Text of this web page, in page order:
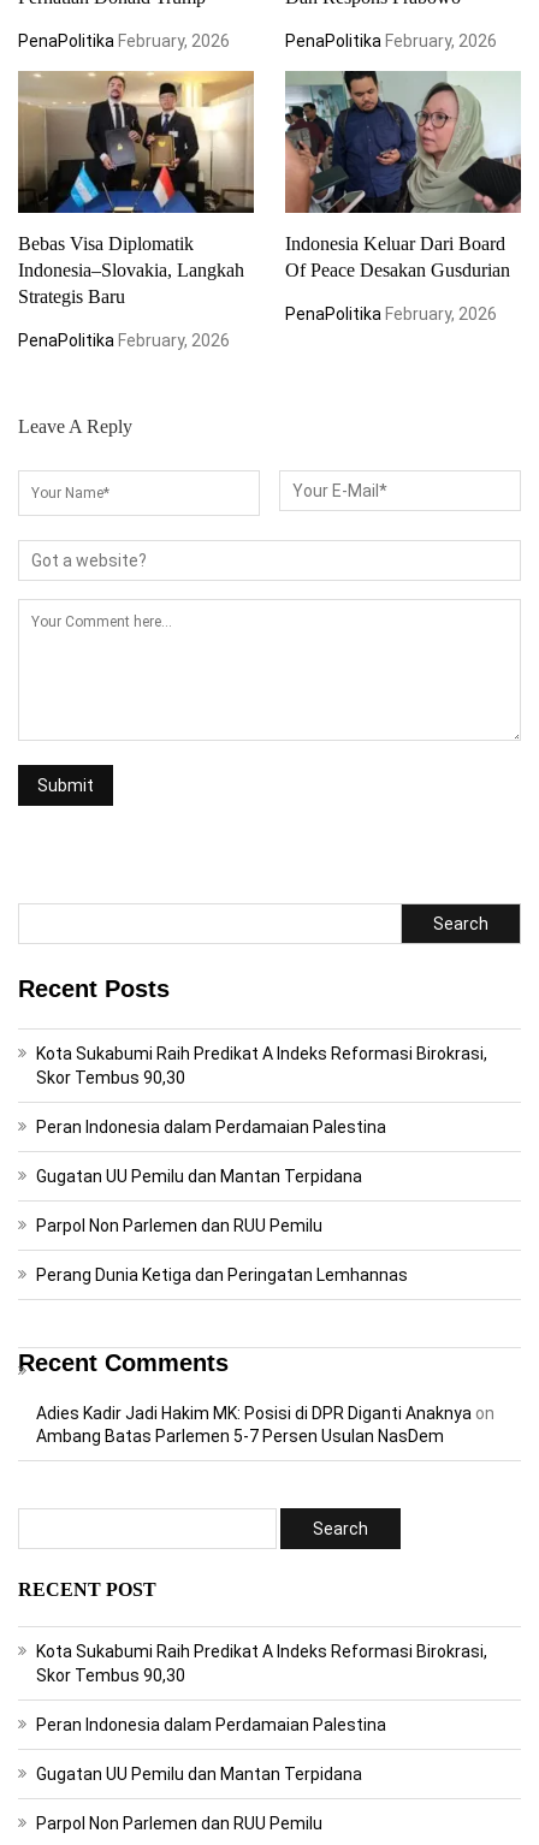
PenaPolitika February, 2026 PenaPolitika February, 2026
Bebas Visa Diplomatik
Indonesia–Slovakia, Langkah
Strategis Baru
PenaPolitika February, 2026
Indonesia Keluar Dari Board
Of Peace Desakan Gusdurian
PenaPolitika February, 2026
Leave A Reply
Search
Recent Posts
Kota Sukabumi Raih Predikat A Indeks Reformasi Birokrasi,
Skor Tembus 90,30
Peran Indonesia dalam Perdamaian Palestina
Gugatan UU Pemilu dan Mantan Terpidana
Parpol Non Parlemen dan RUU Pemilu
Perang Dunia Ketiga dan Peringatan Lemhannas
Recent Comments
Adies Kadir Jadi Hakim MK: Posisi di DPR Diganti Anaknya on
Ambang Batas Parlemen 5-7 Persen Usulan NasDem
RECENT POST
Kota Sukabumi Raih Predikat A Indeks Reformasi Birokrasi,
Skor Tembus 90,30
Peran Indonesia dalam Perdamaian Palestina
Gugatan UU Pemilu dan Mantan Terpidana
Parpol Non Parlemen dan RUU Pemilu